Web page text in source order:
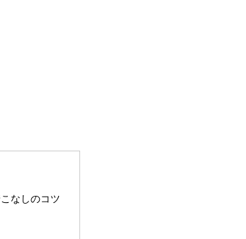
なしのコツ